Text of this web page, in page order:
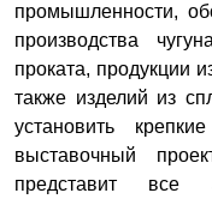
промышленности,
производства
проката, продукции
также изделий из
установить
выставочный
представит все